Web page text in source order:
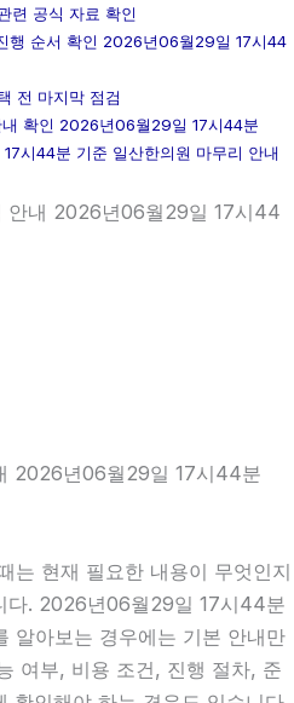
련 공식 자료 확인
행 순서 확인 2026년06월29일 17시44
전 마지막 점검
내 확인 2026년06월29일 17시44분
시44분 기준 일산한의원 마무리 안내
안내 2026년06월29일 17시44
2026년06월29일 17시44분
는 현재 필요한 내용이 무엇인지
다. 2026년06월29일 17시44분
알아보는 경우에는 기본 안내만
여부, 비용 조건, 진행 절차, 준